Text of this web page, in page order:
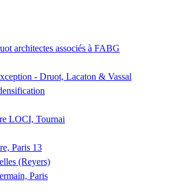
architectes associés à FABG
- Druot, Lacaton & Vassal
LOCI, Tournai
Paris 13
(Reyers)
Paris